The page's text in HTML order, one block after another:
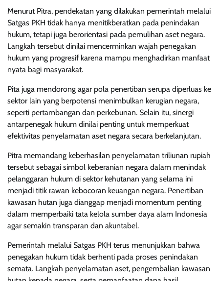
Menurut Pitra, pendekatan yang dilakukan pemerintah melalui
Satgas PKH tidak hanya menitikberatkan pada penindakan
hukum, tetapi juga berorientasi pada pemulihan aset negara.
Langkah tersebut dinilai mencerminkan wajah penegakan
hukum yang progresif karena mampu menghadirkan manfaat
nyata bagi masyarakat.
Pita juga mendorong agar pola penertiban serupa diperluas ke
sektor lain yang berpotensi menimbulkan kerugian negara,
seperti pertambangan dan perkebunan. Selain itu, sinergi
antarpenegak hukum dinilai penting untuk memperkuat
efektivitas penyelamatan aset negara secara berkelanjutan.
Pitra memandang keberhasilan penyelamatan triliunan rupiah
tersebut sebagai simbol keberanian negara dalam menindak
pelanggaran hukum di sektor kehutanan yang selama ini
menjadi titik rawan kebocoran keuangan negara. Penertiban
kawasan hutan juga dianggap menjadi momentum penting
dalam memperbaiki tata kelola sumber daya alam Indonesia
agar semakin transparan dan akuntabel.
Pemerintah melalui Satgas PKH terus menunjukkan bahwa
penegakan hukum tidak berhenti pada proses penindakan
semata. Langkah penyelamatan aset, pengembalian kawasan